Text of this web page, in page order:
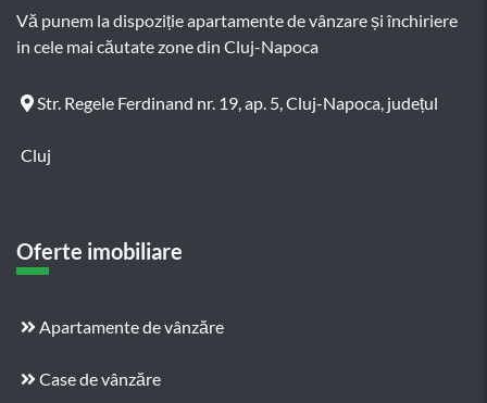
Vă punem la dispoziție apartamente de vânzare și închiriere
in cele mai căutate zone din Cluj-Napoca
Str. Regele Ferdinand nr. 19, ap. 5, Cluj-Napoca, județul
Cluj
Oferte imobiliare
Apartamente de vânzăre
Case de vânzăre